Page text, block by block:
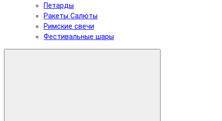
Петарды
Ракеты Салюты
Римские свечи
Фестивальные шары